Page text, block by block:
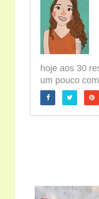
hoje aos 30
um pouco